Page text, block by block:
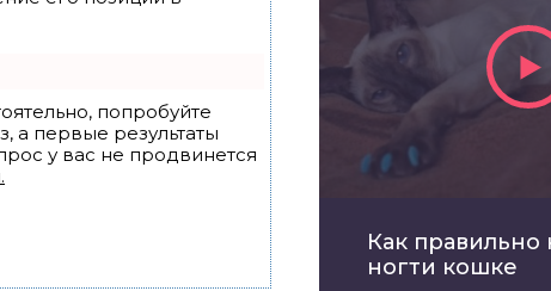
попробуйте
а первые результаты
у вас не продвинется
Как правильно
ногти кошке